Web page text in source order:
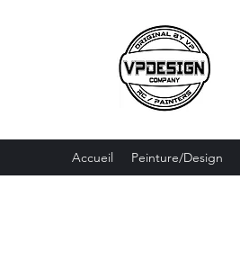
Accueil Peinture/Design